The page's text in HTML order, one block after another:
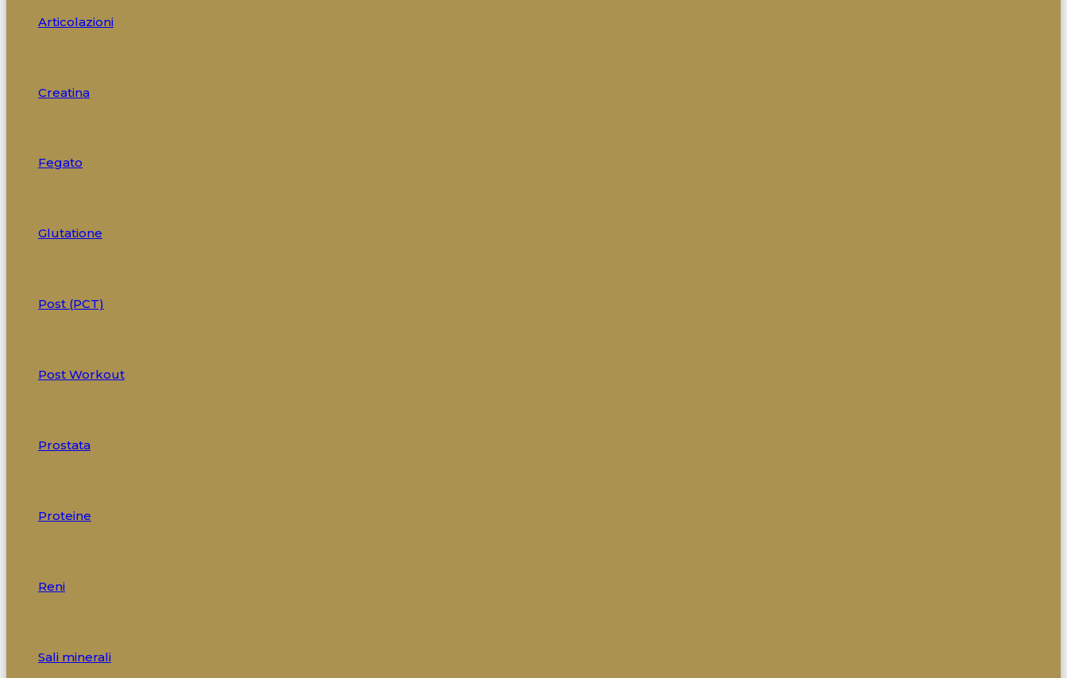
Articolazioni
Creatina
Fegato
Glutatione
Post (PCT)
Post Workout
Prostata
Proteine
Reni
Sali minerali